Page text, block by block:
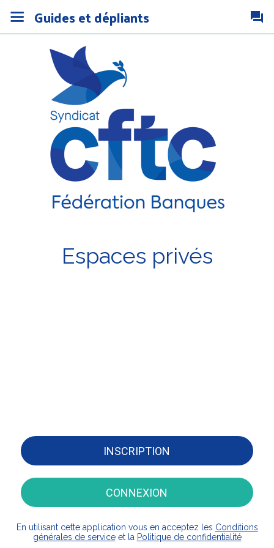
Guides et dépliants
Espaces privés
INSCRIPTION
CONNEXION
En utilisant cette application vous en acceptez les Conditions
générales de serviceet la Politique de confidentialité